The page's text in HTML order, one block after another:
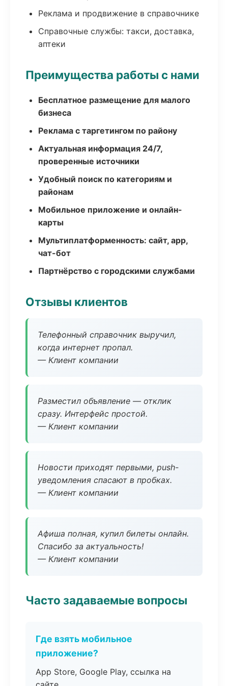
Реклама и продвижение в справочнике
Справочные службы: такси, доставка,
аптеки
Преимущества работы с нами
Бесплатное размещение для малого
бизнеса
Реклама с таргетингом по району
Актуальная информация 24/7,
проверенные источники
Удобный поиск по категориям и
районам
Мобильное приложение и онлайн-
карты
Мультиплатформенность: сайт, app,
чат-бот
Партнёрство с городскими службами
Отзывы клиентов
Телефонный справочник выручил,
когда интернет пропал.
— Клиент компании
Разместил объявление — отклик
сразу. Интерфейс простой.
— Клиент компании
Новости приходят первыми, push-
уведомления спасают в пробках.
— Клиент компании
Афиша полная, купил билеты онлайн.
Спасибо за актуальность!
— Клиент компании
Часто задаваемые вопросы
Где взять мобильное
приложение?
App Store, Google Play, ссылка на